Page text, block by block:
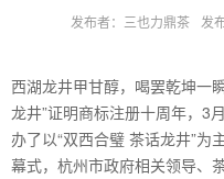
发布者：三也力鼎茶 发
西湖龙井甲甘醇，喝罢乾坤一
龙井”证明商标注册十周年，3
办了以“双西合璧 茶话龙井”
幕式，杭州市政府相关领导、